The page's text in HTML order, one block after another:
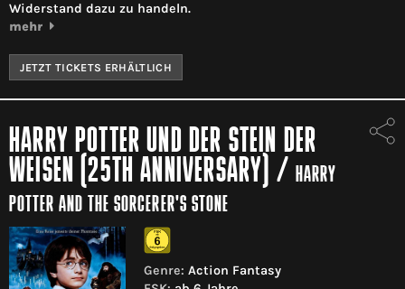
Widerstand dazu zu handeln.
mehr
JETZT TICKETS ERHÄLTLICH
HARRY POTTER UND DER STEIN DER
WEISEN (25TH ANNIVERSARY) / HARRY
POTTER AND THE SORCERER'S STONE
Genre: Action Fantasy